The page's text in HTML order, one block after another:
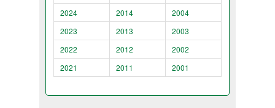
2024
2014
2004
2023
2013
2003
2022
2012
2002
2021
2011 2001